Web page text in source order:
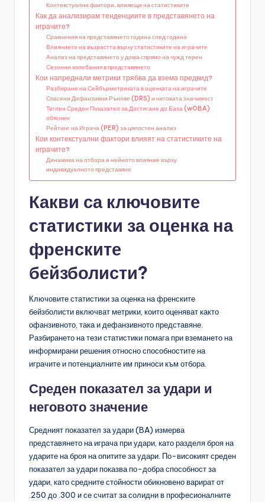
Контекстуални фактори, влияещи на статистиките
Как да анализирам тенденциите в представянето на
играчите?
Сравнения на представянето година след година
Влиянието на възрастта върху статистиките на играчите
Анализ на представянето у дома спрямо на чужд терен
Сезонни колебания в представянето
Кои напреднали метрики трябва да взема предвид?
Разбиране на Сейбърметриката в оценката на играчите
Спасени Дефанзивни Рънове (DRS) и неговата значимост
Теглен Среден Показател за Достигане до База (wOBA)
обяснен
Рейтинг на Играча (PER) за цялостен анализ
Кои контекстуални фактори влияят на статистиките на
играчите?
Динамика на отбора и нейното влияние върху
индивидуалното представяне
Какви са ключовите
статистики за оценка на
френските
бейзболисти?
Ключовите статистики за оценка на френските
бейзболисти включват метрики, които оценяват както
офанзивното, така и дефанзивното представяне.
Разбирането на тези статистики помага при вземането на
информирани решения относно способностите на
играчите и потенциалните им приноси към отбора.
Среден показател за удари и
неговото значение
Средният показател за удари (BA) измерва
представянето на играча при удари, като разделя броя на
ударите на броя на опитите за удари. По-високият среден
показател за удари показва по-добра способност за
удари, като средните стойности обикновено варират от
.250 до .300 и се считат за солидни в професионалните